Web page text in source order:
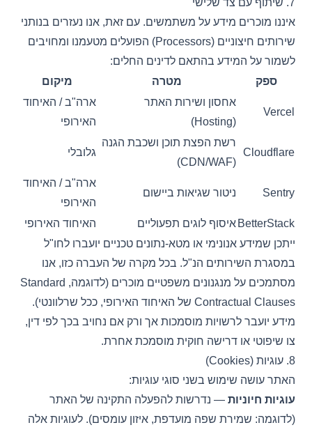
7. שיתוף עם צד שלישי
איננו מוכרים מידע על משתמשים. עם זאת, אנו נעזרים בנותני
שירותים חיצוניים (Processors) הפועלים מטעמנו ומחויבים
לשמור על המידע בהתאם לדינים החלים:
ספק
מטרה מיקום
Vercel
אחסון ושירות האתר
(Hosting)
ארה"ב / האיחוד
האירופי
Cloudflare
רשת הפצת תוכן ושכבת הגנה
(CDN/WAF)
גלובלי
Sentry ניטור שגיאות ביישום
ארה"ב / האיחוד
האירופי
BetterStack איסוף לוגים תפעוליים
האיחוד האירופי
ייתכן שמידע אנונימי או מטא-נתונים טכניים יועברו לחו"ל
במסגרת השירותים הנ"ל. בכל מקרה של העברה כזו, אנו
מסתמכים על מנגנונים משפטיים מוכרים (לדוגמה, Standard
Contractual Clauses של האיחוד האירופי, ככל שרלוונטי).
מידע יועבר לרשויות מוסמכות אך ורק אם נחויב בכך לפי דין,
צו שיפוטי או דרישה חוקית מוסמכת אחרת.
8. עוגיות (Cookies)
האתר עושה שימוש בשני סוגי עוגיות:
עוגיות חיוניות — נדרשות להפעלה התקינה של האתר
(לדוגמה: שמירת שפה מועדפת, איזון עומסים). לעוגיות אלה